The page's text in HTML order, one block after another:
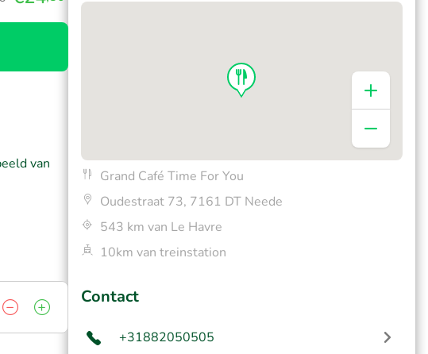
van
Grand Café Time For You
Oudestraat 73, 7161 DT Neede
543 km van Le Havre
10km van treinstation
Contact
+31882050505